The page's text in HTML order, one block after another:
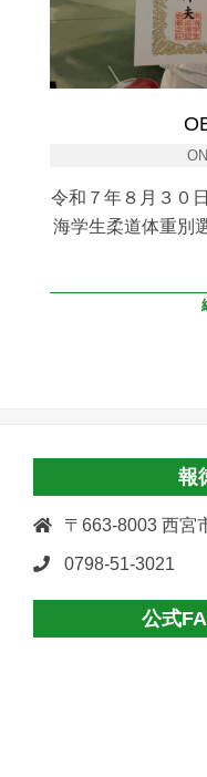
令和７年８月３０
海学生柔道体重別
報
〒663-8003 西宮
0798-51-3021
公式